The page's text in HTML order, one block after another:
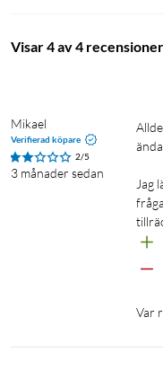
Visar 4 av 4 recensioner
Mikael
Verifierad köpare
2/5
3 månader sedan
Alldeles för svag ljusstyrka. Jag skulle ha den för belysning i en garderob med skjutdörrar men det funkar dåligt för detta
Jag
Var